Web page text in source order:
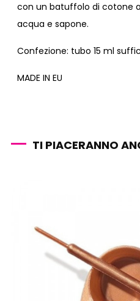
con un batuffolo di cotone
acqua e sapone.
Confezione: tubo 15 ml
MADE IN EU
TI PIACERANNO